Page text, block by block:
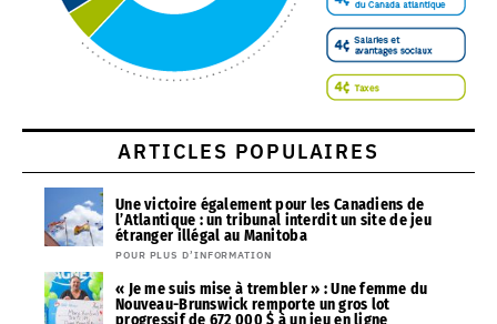
ARTICLES POPULAIRES
Une victoire également pour les Canadiens de
l’Atlantique : un tribunal interdit un site de jeu
étranger illégal au Manitoba
POUR PLUS D’INFORMATION
« Je me suis mise à trembler » : Une femme du
Nouveau-Brunswick remporte un gros lot